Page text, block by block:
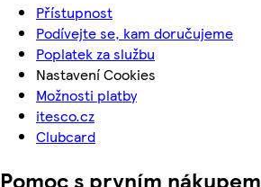
Přístupnost
Podívejte se, kam doručujeme
Poplatek za službu
Nastavení Cookies
Možnosti platby
itesco.cz
Clubcard
Pomoc s prvním nákupem